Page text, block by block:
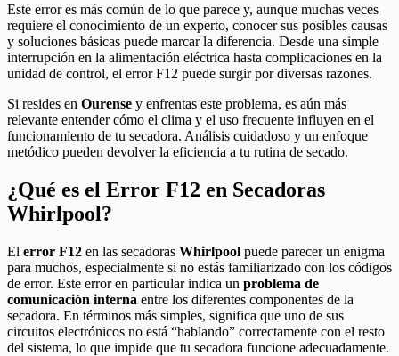
Este error es más común de lo que parece y, aunque muchas veces
requiere el conocimiento de un experto, conocer sus posibles causas
y soluciones básicas puede marcar la diferencia. Desde una simple
interrupción en la alimentación eléctrica hasta complicaciones en la
unidad de control, el error F12 puede surgir por diversas razones.
Si resides en Ourense y enfrentas este problema, es aún más
relevante entender cómo el clima y el uso frecuente influyen en el
funcionamiento de tu secadora. Análisis cuidadoso y un enfoque
metódico pueden devolver la eficiencia a tu rutina de secado.
¿Qué es el Error F12 en Secadoras
Whirlpool?
El error F12 en las secadoras Whirlpool puede parecer un enigma
para muchos, especialmente si no estás familiarizado con los códigos
de error. Este error en particular indica un problema de
comunicación interna entre los diferentes componentes de la
secadora. En términos más simples, significa que uno de sus
circuitos electrónicos no está “hablando” correctamente con el resto
del sistema, lo que impide que tu secadora funcione adecuadamente.